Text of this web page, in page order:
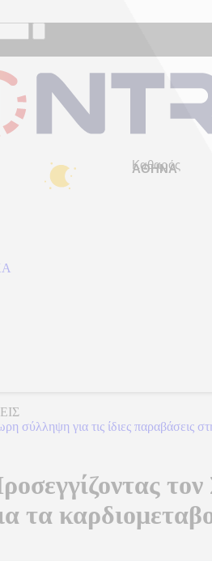
Καθαρός
σύλληψη για τις ίδιες παραβάσεις
τον
τα